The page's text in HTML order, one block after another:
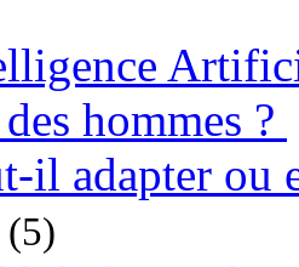
hommes ?
il adapter ou
(5)